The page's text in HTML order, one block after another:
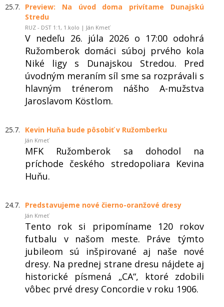
25.7.
Preview: Na úvod doma privítame Dunajskú
Stredu
RUZ - DST 1:1, 1.kolo | Ján Kmeť
V nedeľu 26. júla 2026 o 17:00 odohrá
Ružomberok domáci súboj prvého kola
Niké ligy s Dunajskou Stredou. Pred
úvodným meraním síl sme sa rozprávali s
hlavným trénerom nášho A-mužstva
Jaroslavom Köstlom.
25.7. Kevin Huňa bude pôsobiť v Ružomberku
Ján Kmeť
MFK Ružomberok sa dohodol na
príchode českého stredopoliara Kevina
Huňu.
24.7. Predstavujeme nové čierno-oranžové dresy
Ján Kmeť
Tento rok si pripomíname 120 rokov
futbalu v našom meste. Práve týmto
jubileom sú inšpirované aj naše nové
dresy. Na prednej strane dresu nájdete aj
historické písmená „CA“, ktoré zdobili
vôbec prvé dresy Concordie v roku 1906.